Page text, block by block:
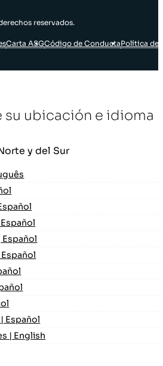
reservados.
Carta ASGCódigo de ConductaPolítica de
su ubicación e idioma
y del Sur
Español
Español
| English